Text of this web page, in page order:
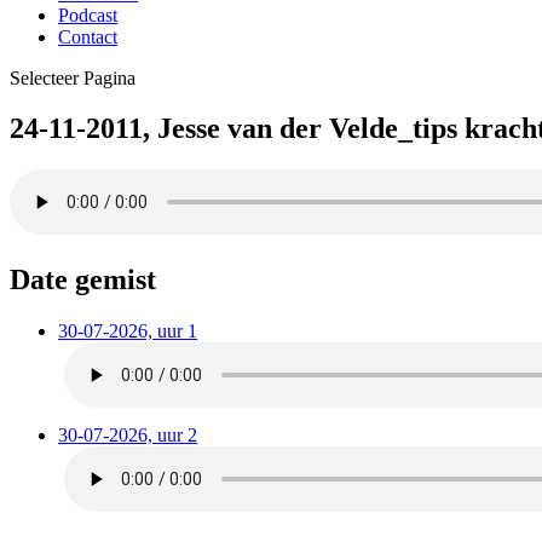
Podcast
Contact
Selecteer Pagina
24-11-2011, Jesse van der Velde_tips
Date gemist
30-07-2026, uur 1
30-07-2026, uur 2